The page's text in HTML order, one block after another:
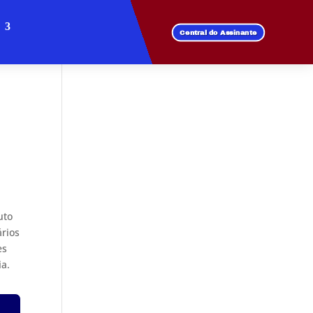
Central do Assinante